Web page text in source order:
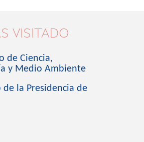
VISITADO
de Ciencia,
y Medio Ambiente
de la Presidencia de